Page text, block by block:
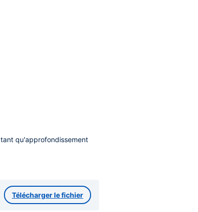
qu'approfondissement
Télécharger le fichier